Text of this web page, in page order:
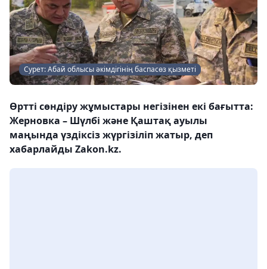
Сурет: Абай облысы әкімдігінің баспасөз қызметі
Өртті сөндіру жұмыстары негізінен екі бағытта:
Жерновка – Шүлбі және Қаштақ ауылы
маңында үздіксіз жүргізіліп жатыр, деп
хабарлайды Zakon.kz.